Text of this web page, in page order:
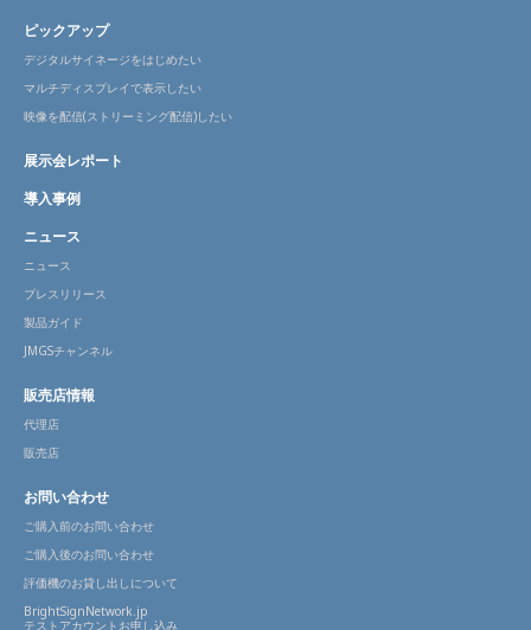
ピックアップ
デジタルサイネージをはじめたい
マルチディスプレイで表示したい
映像を配信(ストリーミング配信)したい
展示会レポート
導入事例
ニュース
ニュース
プレスリリース
製品ガイド
JMGSチャンネル
販売店情報
代理店
販売店
お問い合わせ
ご購入前のお問い合わせ
ご購入後のお問い合わせ
評価機のお貸し出しについて
BrightSignNetwork.jp
テストアカウントお申し込み